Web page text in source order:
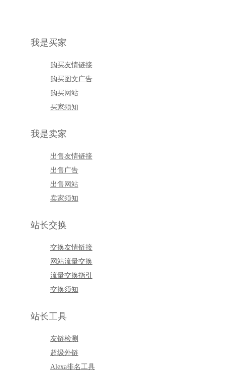
我是买家
购买友情链接
购买图文广告
购买网站
买家须知
我是卖家
出售友情链接
出售广告
出售网站
卖家须知
站长交换
交换友情链接
网站流量交换
流量交换指引
交换须知
站长工具
友链检测
超级外链
Alexa排名工具